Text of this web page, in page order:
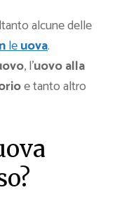
alcune delle
leuova.
, l’uovo alla
e tanto altro